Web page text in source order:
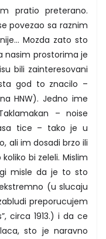
pratio preterano.
povezao sa raznim
Mozda zato sto
nasim prostorima je
bili zainteresovani
god to znacilo –
HNW). Jedno ime
– noise
tice – tako je u
ali im dosadi brzo ili
bi zeleli. Mislim
misle da je to sto
(u slucaju
preporucujem
circa 1913.) i da ce
sto je naravno